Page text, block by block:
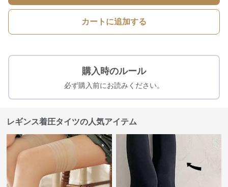
カートに追加する
購入時のルール
必ず購入前にお読みください。
レギンス着圧タイツの人気アイテム